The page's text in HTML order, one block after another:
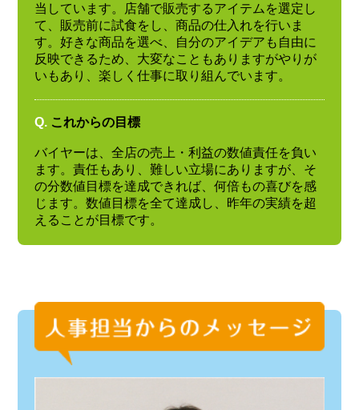
当しています。店舗で販売するアイテムを選定し
て、販売前に試食をし、商品の仕入れを行いま
す。好きな商品を選べ、自分のアイデアも自由に
反映できるため、大変なこともありますがやりが
いもあり、楽しく仕事に取り組んでいます。
Q. これからの目標
バイヤーは、全店の売上・利益の数値責任を負い
ます。責任もあり、難しい立場にありますが、そ
の分数値目標を達成できれば、何倍もの喜びを感
じます。数値目標を全て達成し、昨年の実績を超
えることが目標です。